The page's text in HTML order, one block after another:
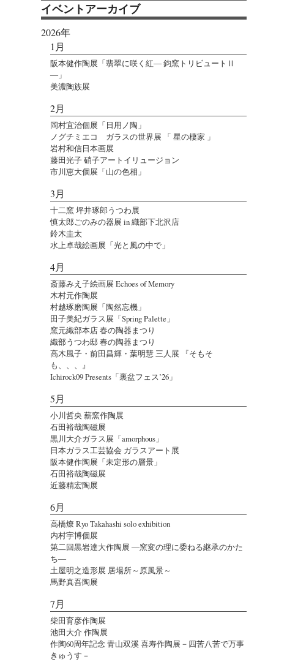
イベントアーカイブ
2026年
1月
阪本健作陶展「翡翠に咲く紅― 鈞窯トリビュートⅡ
―」
美濃陶族展
2月
岡村宜治個展「日用ノ陶」
ノグチミエコ ガラスの世界展 「 星の棲家 」
岩村和信日本画展
藤田光子 硝子アートイリュージョン
市川恵大個展「山の色相」
3月
十二窯 坪井琢郎うつわ展
慎太郎ごのみの器展 in 織部下北沢店
鈴木圭太
水上卓哉絵画展「光と風の中で」
4月
斎藤みえ子絵画展 Echoes of Memory
木村元作陶展
村越琢磨陶展「陶然忘機」
田子美紀ガラス展「Spring Palette」
窯元織部本店 春の陶器まつり
織部うつわ邸 春の陶器まつり
高木風子・前田昌輝・葉明慧 三人展 『そもそ
も、、、』
Ichirock09 Presents「裏盆フェス’26」
5月
小川哲央 薪窯作陶展
石田裕哉陶磁展
黒川大介ガラス展「amorphous」
日本ガラス工芸協会 ガラスアート展
阪本健作陶展「未定形の層景」
石田裕哉陶磁展
近藤精宏陶展
6月
高橋燎 Ryo Takahashi solo exhibition
内村宇博個展
第二回黒岩達大作陶展 ―窯変の理に委ねる継承のかた
ち―
土屋明之造形展 居場所～原風景～
馬野真吾陶展
7月
柴田育彦作陶展
池田大介 作陶展
作陶60周年記念 青山双溪 喜寿作陶展－四苦八苦で万事
きゅうす－